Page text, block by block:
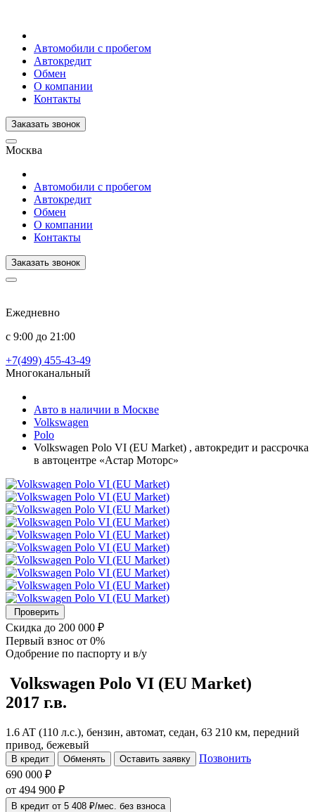
Автомобили с пробегом
Автокредит
Обмен
О компании
Контакты
Заказать звонок
Москва
Автомобили с пробегом
Автокредит
Обмен
О компании
Контакты
Заказать звонок
Ежедневно
с 9:00 до 21:00
+7(499) 455-43-49
Многоканальный
Авто в наличии в Москве
Volkswagen
Polo
Volkswagen Polo VI (EU Market) , автокредит и рассрочка
в автоцентре «Астар Моторс»
Проверить
Скидка до 200 000 ₽
Первый взнос от 0%
Одобрение по паспорту и в/у
Volkswagen Polo VI (EU Market)
2017 г.в.
1.6 AT (110 л.с.), бензин, автомат, седан, 63 210 км, передний
привод, бежевый
В кредит Обменять Оставить заявку
Позвонить
690 000 ₽
от 494 900 ₽
В кредит от 5 408 ₽/мес. без взноса